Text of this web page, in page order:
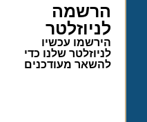
הרשמה
לניוזלטר
הירשמו עכשיו
לניוזלטר שלנו כדי
להשאר מעודכנים